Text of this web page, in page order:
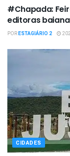
#Chapada:
editoras
PORESTAGIÁRIO 2
CIDADES